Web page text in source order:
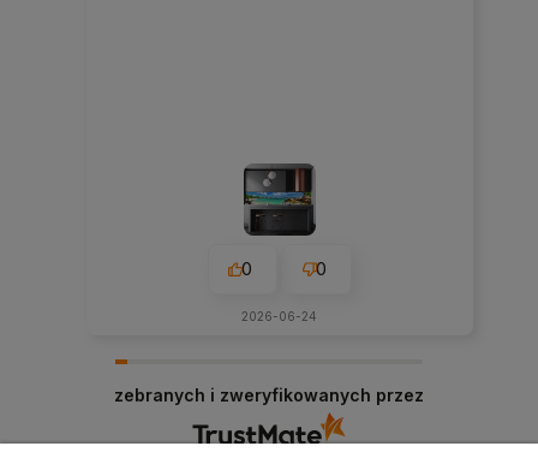
0 0
2026-06-24
zebranych i zweryfikowanych przez